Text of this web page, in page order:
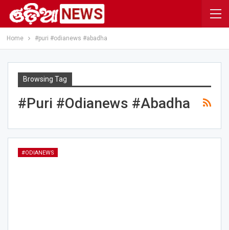
Home #puri #odianews #abadha
Browsing Tag
#puri #odianews #abadha
#ODIANEWS